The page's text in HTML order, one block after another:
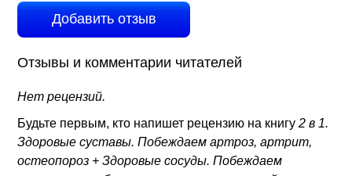
Добавить отзыв
Отзывы и комментарии читателей
Нет рецензий.
Будьте первым, кто напишет рецензию на книгу2 в 1.
Здоровые суставы. Побеждаем артроз, артрит,
остеопороз + Здоровые сосуды. Побеждаем